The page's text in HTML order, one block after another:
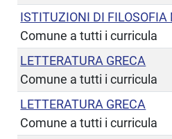
ISTITUZIONI DI FILOSOFIA
Comune a tutti i curricula
LETTERATURA GRECA
Comune a tutti i curricula
LETTERATURA GRECA
Comune a tutti i curricula